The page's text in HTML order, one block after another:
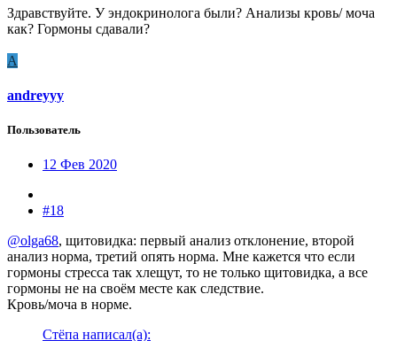
Здравствуйте. У эндокринолога были? Анализы кровь/ моча
как? Гормоны сдавали?
A
andreyyy
Пользователь
12 Фев 2020
#18
@olga68, щитовидка: первый анализ отклонение, второй
анализ норма, третий опять норма. Мне кажется что если
гормоны стресса так хлещут, то не только щитовидка, а все
гормоны не на своём месте как следствие.
Кровь/моча в норме.
Стёпа написал(а):